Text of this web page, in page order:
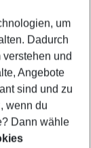
um
Dadurch
und
Angebote
sind und zu
, wenn du
Dann wähle